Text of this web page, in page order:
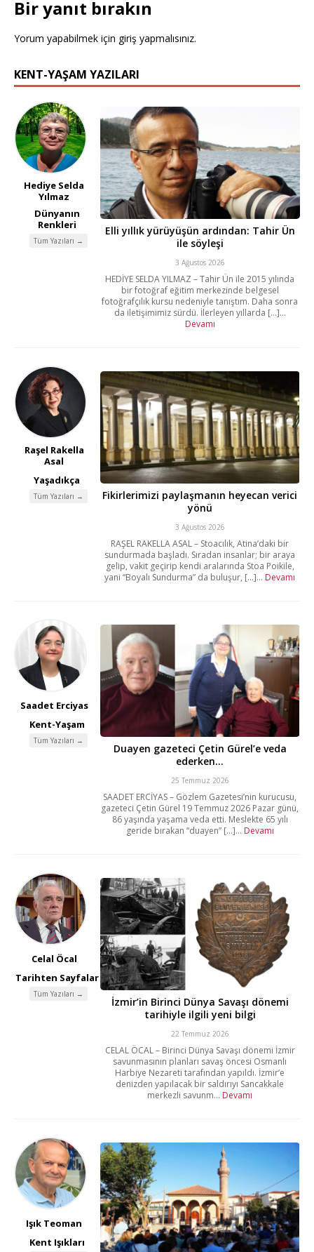
Bir yanıt bırakın
Yorum yapabilmek için giriş yapmalısınız.
KENT-YAŞAM YAZILARI
Hediye Selda
Yılmaz
Dünyanın
Renkleri
Tüm Yazıları →
Elli yıllık yürüyüşün ardından: Tahir Ün
ile söyleşi
3 Ağustos 2026
HEDİYE SELDA YILMAZ – Tahir Ün ile 2015 yılında
bir fotoğraf eğitim merkezinde belgesel
fotoğrafçılık kursu nedeniyle tanıştım. Daha sonra
da iletişimimiz sürdü. İlerleyen yıllarda [...]...
Devamı
Raşel Rakella
Asal
Yaşadıkça
Tüm Yazıları →
Fikirlerimizi paylaşmanın heyecan verici
yönü
3 Ağustos 2026
RAŞEL RAKELLA ASAL – Stoacılık, Atina’daki bir
sundurmada başladı. Sıradan insanlar; bir araya
gelip, vakit geçirip kendi aralarında Stoa Poikile,
yani “Boyalı Sundurma” da buluşur, [...]... Devamı
Saadet Erciyas
Kent-Yaşam
Tüm Yazıları →
Duayen gazeteci Çetin Gürel’e veda
ederken…
25 Temmuz 2026
SAADET ERCİYAS – Gözlem Gazetesi’nin kurucusu,
gazeteci Çetin Gürel 19 Temmuz 2026 Pazar günü,
86 yaşında yaşama veda etti. Meslekte 65 yılı
geride bırakan “duayen” [...]... Devamı
Celal Öcal
Tarihten Sayfalar
Tüm Yazıları →
İzmir’in Birinci Dünya Savaşı dönemi
tarihiyle ilgili yeni bilgi
22 Temmuz 2026
CELAL ÖCAL – Birinci Dünya Savaşı dönemi İzmir
savunmasının planları savaş öncesi Osmanlı
Harbiye Nezareti tarafından yapıldı. İzmir’e
denizden yapılacak bir saldırıyı Sancakkale
merkezli savunm... Devamı
Işık Teoman
Kent Işıkları